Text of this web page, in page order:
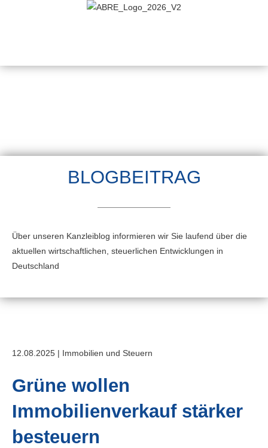
BLOGBEITRAG
Über unseren Kanzleiblog informieren wir Sie laufend über die
aktuellen wirtschaftlichen, steuerlichen Entwicklungen in
Deutschland
12.08.2025 | Immobilien und Steuern
Grüne wollen
Immobilienverkauf stärker
besteuern